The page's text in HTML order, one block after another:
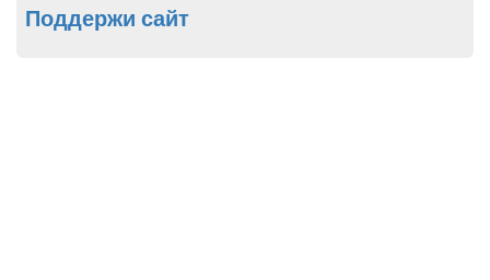
Поддержи сайт